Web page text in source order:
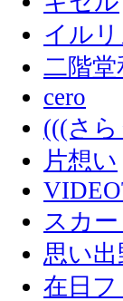
イル
二階堂
cero
(((さ
片想い
スカー
思い
在日フ